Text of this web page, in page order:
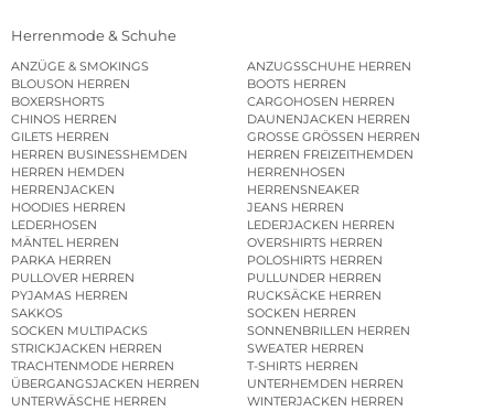
Herrenmode & Schuhe
ANZÜGE & SMOKINGS
ANZUGSSCHUHE HERREN
BLOUSON HERREN
BOOTS HERREN
BOXERSHORTS
CARGOHOSEN HERREN
CHINOS HERREN
DAUNENJACKEN HERREN
GILETS HERREN
GROSSE GRÖSSEN HERREN
HERREN BUSINESSHEMDEN
HERREN FREIZEITHEMDEN
HERREN HEMDEN
HERRENHOSEN
HERRENJACKEN
HERRENSNEAKER
HOODIES HERREN
JEANS HERREN
LEDERHOSEN
LEDERJACKEN HERREN
MÄNTEL HERREN
OVERSHIRTS HERREN
PARKA HERREN
POLOSHIRTS HERREN
PULLOVER HERREN
PULLUNDER HERREN
PYJAMAS HERREN
RUCKSÄCKE HERREN
SAKKOS
SOCKEN HERREN
SOCKEN MULTIPACKS
SONNENBRILLEN HERREN
STRICKJACKEN HERREN
SWEATER HERREN
TRACHTENMODE HERREN
T-SHIRTS HERREN
ÜBERGANGSJACKEN HERREN
UNTERHEMDEN HERREN
UNTERWÄSCHE HERREN
WINTERJACKEN HERREN